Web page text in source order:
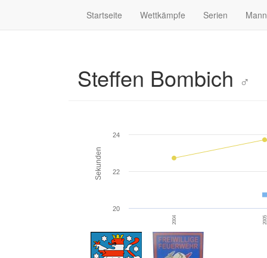
Startseite Wettkämpfe Serien
Steffen Bombich ♂
Sekunden
2004
20
22
24